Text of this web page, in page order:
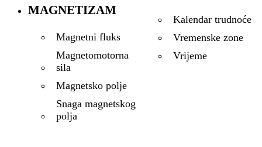
MAGNETIZAM
Magnetni fluks
Magnetomotorna
sila
Magnetsko polje
Snaga magnetskog
polja
Kalendar trudnoće
Vremenske zone
Vrijeme